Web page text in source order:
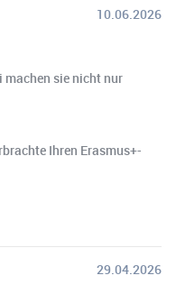
10.06.2026
machen sie nicht nur
Ihren Erasmus+-
29.04.2026